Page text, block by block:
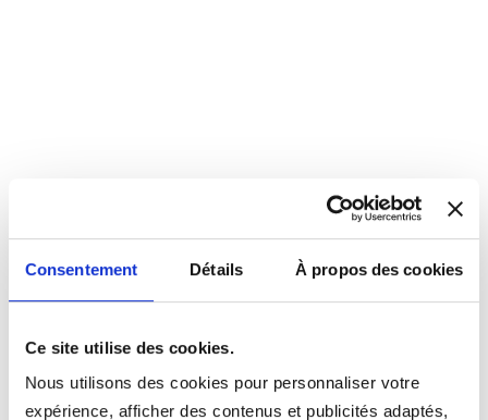
Consentement Détails À propos des cookies
Ce site utilise des cookies.
Nous utilisons des cookies pour personnaliser votre
expérience, afficher des contenus et publicités adaptés,